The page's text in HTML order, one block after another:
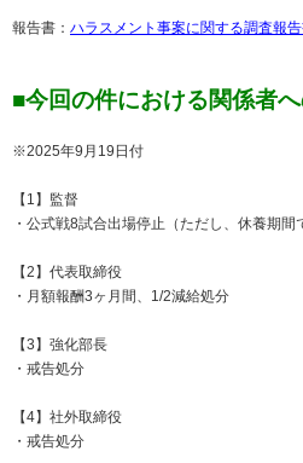
報告書： ハラスメント事案に関する調査報告
■今回の件における関係者
※2025年9月19日付
【1】監督
・公式戦8試合出場停止（ただし、休養期間
【2】代表取締役
・月額報酬3ヶ月間、1/2減給処分
【3】強化部長
・戒告処分
【4】社外取締役
・戒告処分